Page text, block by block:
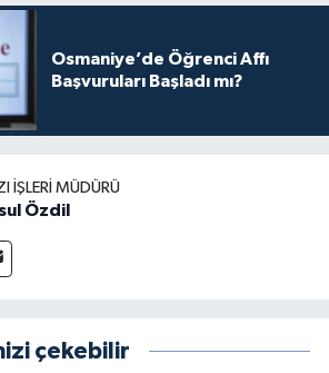
Osmaniye’de Öğrenci Affı
Başvuruları Başladı mı?
İŞLERI MÜDÜRÜ
Özdil
çekebilir